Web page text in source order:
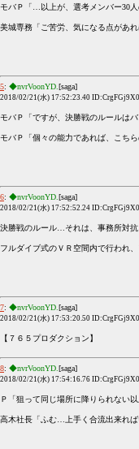
モバＰ「…以上が、選考メンバー30
美城専務「ご苦労、気になる点があ
5: ◆nvrVoonYD. [saga]
2018/02/21(水) 17:52:23.40 ID:CrgFGj9X0
モバＰ「ですが、決勝戦のルールは
モバＰ「個々の能力であれば、こち
6: ◆nvrVoonYD. [saga]
2018/02/21(水) 17:52:52.24 ID:CrgFGj9X0
決勝戦のルール…それは、事務所対
フルダイブ式のＶＲ空間内で行われ
7: ◆nvrVoonYD. [saga]
2018/02/21(水) 17:53:20.50 ID:CrgFGj9X0
【７６５プロダクション】
8: ◆nvrVoonYD. [saga]
2018/02/21(水) 17:54:16.76 ID:CrgFGj9X0
Ｐ「狙って同じ場所に降りられない
高木社長「ふむ…上手く合流出来れば